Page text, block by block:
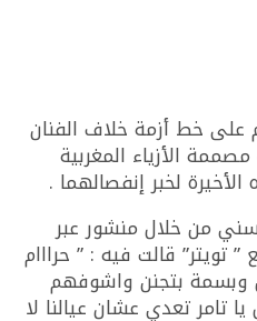
على خط أزمة خلاف الفنان
الأزياء المغربية
لخبر إنفصالهما .
من خلال منشور عبر
قالت فيه : ” حرااام
وبسمة بتجنن واشوفهم
تعدي عشان عيالنا لا